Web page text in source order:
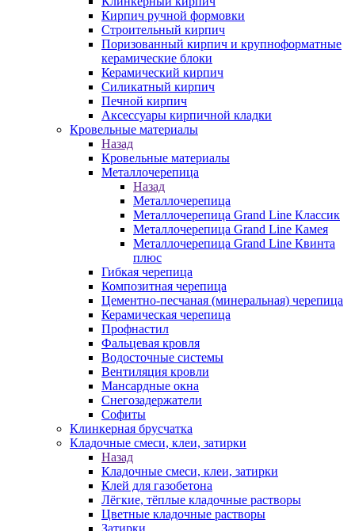
Кирпич ручной формовки
Строительный кирпич
Поризованный кирпич и крупноформатные
керамические блоки
Керамический кирпич
Силикатный кирпич
Печной кирпич
Аксессуары кирпичной кладки
Кровельные материалы
Назад
Кровельные материалы
Металлочерепица
Назад
Металлочерепица
Металлочерепица Grand Line Классик
Металлочерепица Grand Line Камея
Металлочерепица Grand Line Квинта
плюс
Гибкая черепица
Композитная черепица
Цементно-песчаная (минеральная) черепица
Керамическая черепица
Профнастил
Фальцевая кровля
Водосточные системы
Вентиляция кровли
Мансардные окна
Снегозадержатели
Софиты
Клинкерная брусчатка
Кладочные смеси, клеи, затирки
Назад
Кладочные смеси, клеи, затирки
Клей для газобетона
Лёгкие, тёплые кладочные растворы
Цветные кладочные растворы
Затирки